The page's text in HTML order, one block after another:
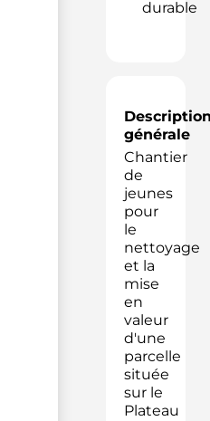
durable
générale
Chantier
de
jeunes
pour
le
nettoyage
et la
mise
en
valeur
d'une
parcelle
située
sur le
Plateau